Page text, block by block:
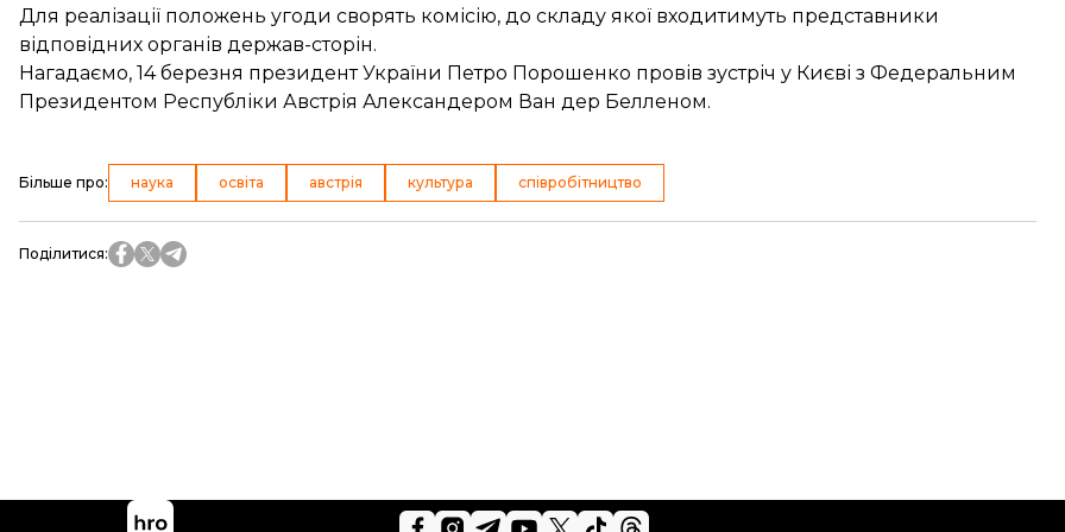
Для реалізації положень угоди сворять комісію, до складу якої входитимуть представники
відповідних органів держав-сторін.
Нагадаємо, 14 березня президент України Петро Порошенко провів зустріч у Києві з Федеральним
Президентом Республіки Австрія Александером Ван дер Белленом.
Більше про: наука освіта австрія культура співробітництво
Поділитися: